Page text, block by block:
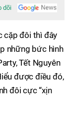
dõi
cặp đôi thì đây
những bức hình
Tết Nguyên
được điều đó,
đôi cực “xịn